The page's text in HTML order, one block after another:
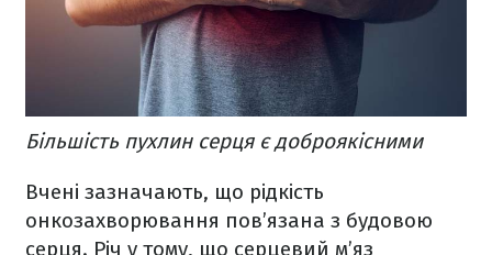
Більшість пухлин серця є доброякісними
Вчені зазначають, що рідкість
онкозахворювання пов’язана з будовою
серця. Річ у тому, що серцевий м’яз